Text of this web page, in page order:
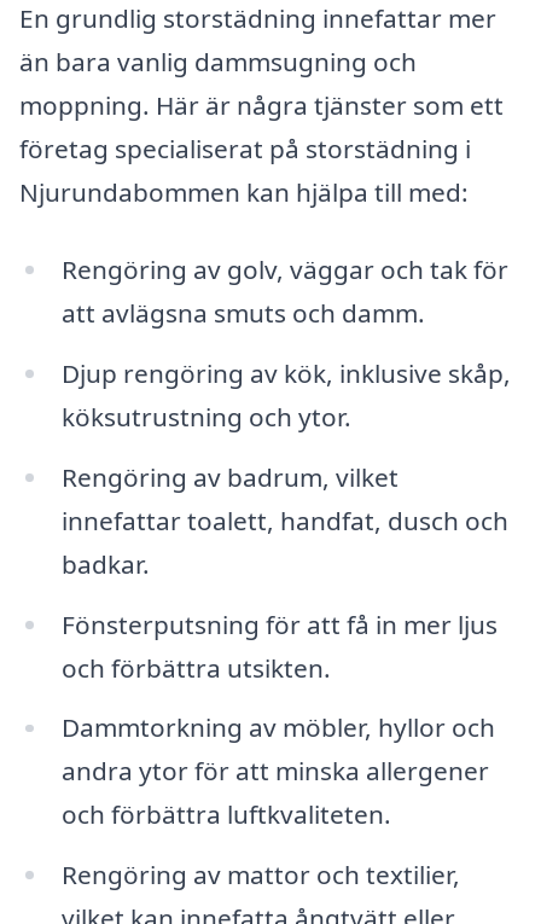
En grundlig storstädning innefattar mer
än bara vanlig dammsugning och
moppning. Här är några tjänster som ett
företag specialiserat på storstädning i
Njurundabommen kan hjälpa till med:
Rengöring av golv, väggar och tak för
att avlägsna smuts och damm.
Djup rengöring av kök, inklusive skåp,
köksutrustning och ytor.
Rengöring av badrum, vilket
innefattar toalett, handfat, dusch och
badkar.
Fönsterputsning för att få in mer ljus
och förbättra utsikten.
Dammtorkning av möbler, hyllor och
andra ytor för att minska allergener
och förbättra luftkvaliteten.
Rengöring av mattor och textilier,